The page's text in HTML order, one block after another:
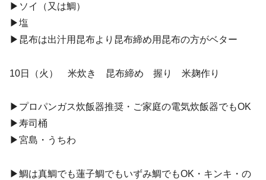
▶︎ソイ（又は鯛）
▶︎塩
▶︎昆布は出汁用昆布より昆布締め用昆布の方がベター
10日（火） 米炊き 昆布締め 握り 米麹作り
▶︎プロパンガス炊飯器推奨・ご家庭の電気炊飯器でもOK
▶︎寿司桶
▶︎宮島・うちわ
▶︎鯛は真鯛でも蓮子鯛でもいずみ鯛でもOK・キンキ・の